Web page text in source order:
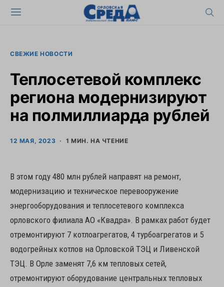
СВЕЖИЕ НОВОСТИ
Теплосетевой комплекс
региона модернизируют
на полмиллиарда рублей
12 МАЯ, 2023 1 МИН. НА ЧТЕНИЕ
В этом году 480 млн рублей направят на ремонт,
модернизацию и техническое перевооружение
энергооборудования и теплосетевого комплекса
орловского филиала АО «Квадра». В рамках работ будет
отремонтируют 7 котлоагрегатов, 4 турбоагрегатов и 5
водогрейных котлов на Орловской ТЭЦ и Ливенской
ТЭЦ. В Орле заменят 7,6 км тепловых сетей,
отремонтируют оборудование центральных тепловых